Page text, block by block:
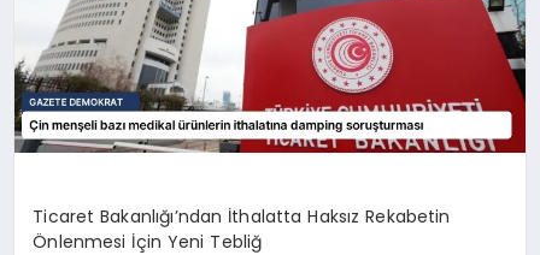
Ticaret Bakanlığı’ndan İthalatta Haksız Rekabetin
Önlenmesi İçin Yeni Tebliğ